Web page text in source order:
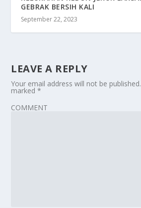
GEBRAK BERSIH KALI
September 22, 2023
LEAVE A REPLY
Your email address will not be published.
marked*
COMMENT